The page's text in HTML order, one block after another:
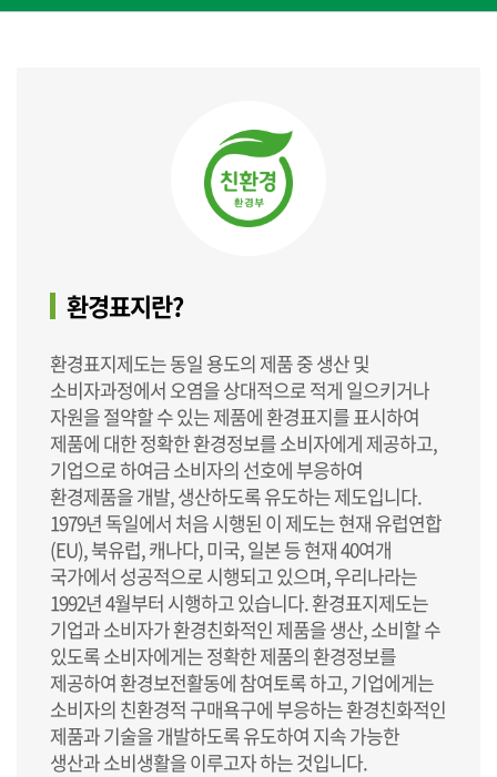
환경표지란?
환경표지제도는 동일 용도의 제품 중 생산 및
소비자과정에서 오염을 상대적으로 적게 일으키거나
자원을 절약할 수 있는 제품에 환경표지를 표시하여
제품에 대한 정확한 환경정보를 소비자에게 제공하고,
기업으로 하여금 소비자의 선호에 부응하여
환경제품을 개발, 생산하도록 유도하는 제도입니다.
1979년 독일에서 처음 시행된 이 제도는 현재 유럽연합
(EU), 북유럽, 캐나다, 미국, 일본 등 현재 40여개
국가에서 성공적으로 시행되고 있으며, 우리나라는
1992년 4월부터 시행하고 있습니다. 환경표지제도는
기업과 소비자가 환경친화적인 제품을 생산, 소비할 수
있도록 소비자에게는 정확한 제품의 환경정보를
제공하여 환경보전활동에 참여토록 하고, 기업에게는
소비자의 친환경적 구매욕구에 부응하는 환경친화적인
제품과 기술을 개발하도록 유도하여 지속 가능한
생산과 소비생활을 이루고자 하는 것입니다.